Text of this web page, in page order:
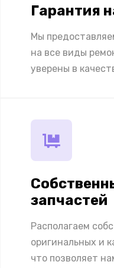
Гарантия
Мы
на все виды
уверены в
запчастей
Располагаем
оригинальных и
что позволяет